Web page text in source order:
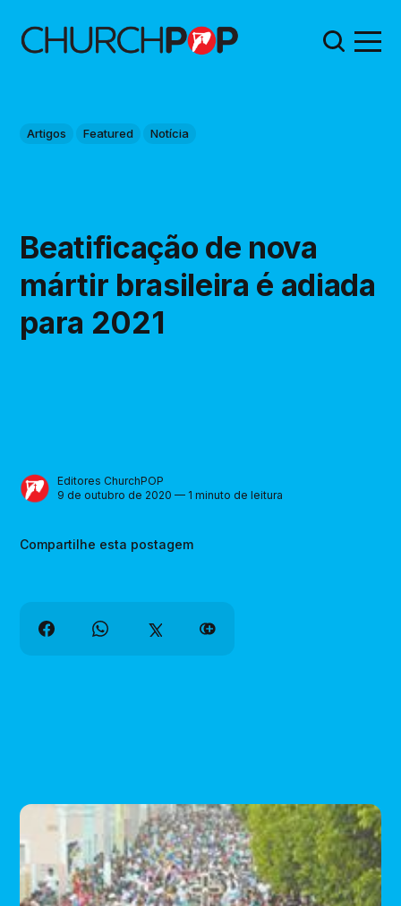
Artigos Featured Notícia
Beatificação de nova
mártir brasileira é adiada
para 2021
Editores ChurchPOP
9 de outubro de 2020 — 1 minuto de leitura
Compartilhe esta postagem